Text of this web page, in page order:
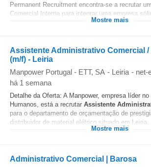
Permanent Recruitment encontra-se a recrutar
Comercial Interna para integrar uma empresa
Mostre mais
Assistente Administrativo Comercial /
(m/f) - Leiria
Manpower Portugal - ETT, SA - Leiria - net-
há 1 semana
Detalhe da Oferta: A Manpower, empresa líder
Humanos, está a recrutar Assistente
para o departamento de orçamentação de
distribuidor de material elétrico situado em Leiria...
Mostre mais
Administrativo Comercial | Barosa